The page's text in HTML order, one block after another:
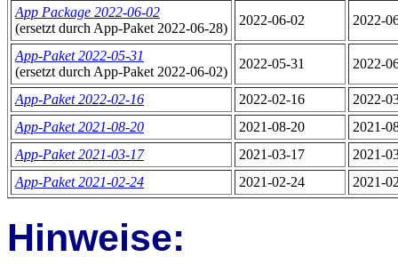
App Package 2022-06-02
(ersetzt durch App-Paket 2022-06-28)
2022-06-02 2022-
App-Paket 2022-05-31
(ersetzt durch App-Paket 2022-06-02)
2022-05-31 2022-
App-Paket 2022-02-16 2022-02-16
2022-
App-Paket 2021-08-20
2021-08-20
2021-
App-Paket 2021-03-17
2021-03-17
2021-
App-Paket 2021-02-24
2021-02-24 2021-
Hinweise: